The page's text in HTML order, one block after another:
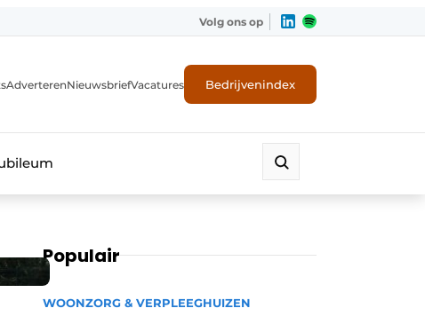
Volg ons op
AdverterenNieuwsbriefVacatures Bedrijvenindex
Populair
WOONZORG & VERPLEEGHUIZEN